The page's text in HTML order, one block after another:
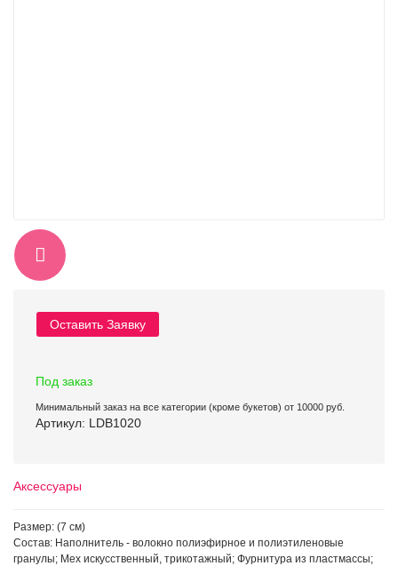
Оставить Заявку
Под заказ
Минимальный заказ на все категории (кроме букетов) от 10000 руб.
Артикул: LDB1020
Аксессуары
Размер: (7 см)
Состав: Наполнитель - волокно полиэфирное и полиэтиленовые
гранулы; Мех искусственный, трикотажный; Фурнитура из пластмассы;